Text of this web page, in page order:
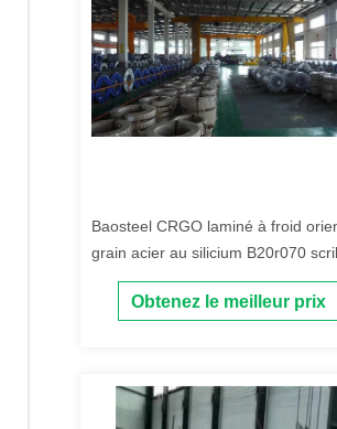
Baosteel CRGO laminé à froid
grain acier au silicium B20r070
au laser
Obtenez le meilleur prix